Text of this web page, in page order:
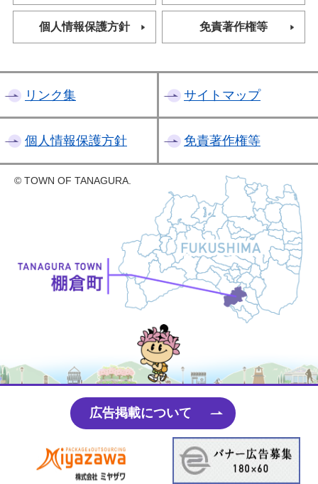
個人情報保護方針 免責著作権等
リンク集 サイトマップ
個人情報保護方針 免責著作権等
© TOWN OF TANAGURA.
広告掲載について